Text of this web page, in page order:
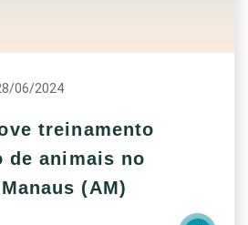
06/2024
treinamento
animais no
(AM)